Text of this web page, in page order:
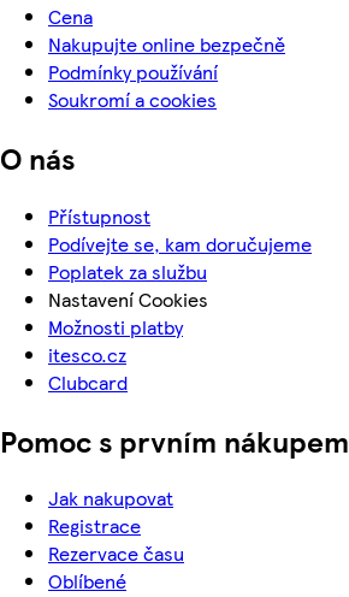
Cena
Nakupujte online bezpečně
Podmínky používání
Soukromí a cookies
O nás
Přístupnost
Podívejte se, kam doručujeme
Poplatek za službu
Nastavení Cookies
Možnosti platby
itesco.cz
Clubcard
Pomoc s prvním nákupem
Jak nakupovat
Registrace
Rezervace času
Oblíbené